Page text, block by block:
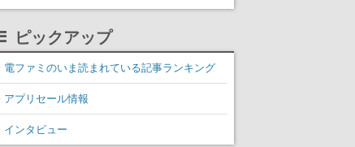
ンジョン」に展示中。キ
前のめり。公式アカウン
トも開設され、2026年リ
ピックアップ
電ファミのいま読まれている記事ランキング
アプリセール情報
インタビュー